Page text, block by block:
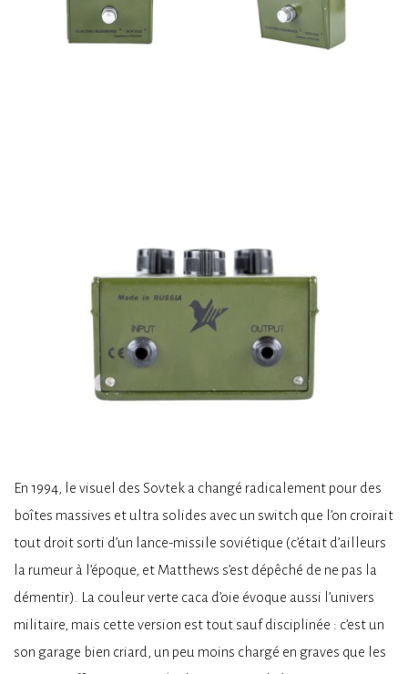
En 1994, le visuel des Sovtek a changé radicalement pour des
boîtes massives et ultra solides avec un switch que l’on croirait
tout droit sorti d’un lance-missile soviétique (c’était d’ailleurs
la rumeur à l’époque, et Matthews s’est dépêché de ne pas la
démentir). La couleur verte caca d’oie évoque aussi l’univers
militaire, mais cette version est tout sauf disciplinée : c’est un
son garage bien criard, un peu moins chargé en graves que les